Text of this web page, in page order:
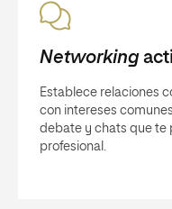
Networking
Establece relaciones
con intereses
debate y chats que te
profesional.